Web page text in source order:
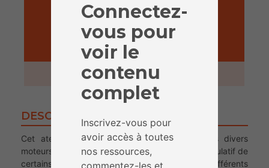
ACTIVITÉ
1 heure
DESCRIPTION
Cet atelier permet de se familiariser avec les divers
moteurs de recherche, dresser un tableau récapitulatif de
certains (Bing, Google etc) en confrontant leurs différents
Connectez-
vous pour
voir le
contenu
complet
Inscrivez-vous pour
avoir accès à toutes
nos ressources,
commentez-les et